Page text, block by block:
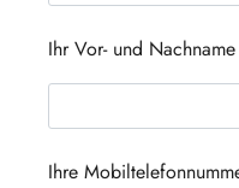
Ihr Vor- und Nachname
Ihre